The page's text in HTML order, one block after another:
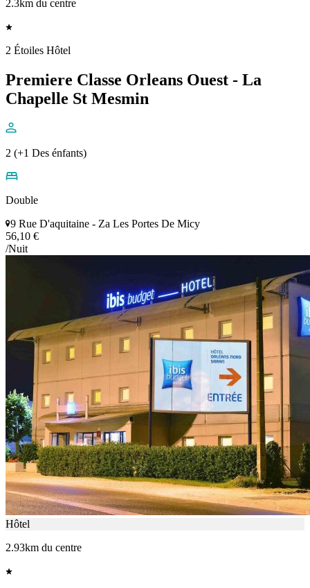
2.3km du centre
2 Étoiles Hôtel
Premiere Classe Orleans Ouest - La
Chapelle St Mesmin
2 (+1 Des énfants)
Double
9 Rue D'aquitaine - Za Les Portes De Micy
56,10 €
/Nuit
Hôtel
2.93km du centre